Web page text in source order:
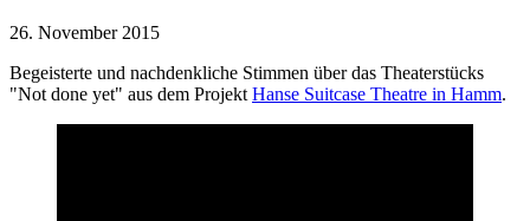
26. November 2015
Begeisterte und nachdenkliche Stimmen über das Theaterstücks
"Not done yet" aus dem ProjektHanse Suitcase Theatre in Hamm.